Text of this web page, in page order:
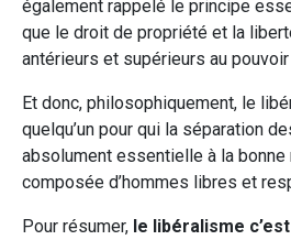
également rappelé le principe
que le droit de propriété et la
antérieurs et supérieurs au pouvoir
Et donc, philosophiquement, le
quelqu’un pour qui la séparation
absolument essentielle à la bonne
composée d’hommes libres et
Pour résumer, le libéralisme